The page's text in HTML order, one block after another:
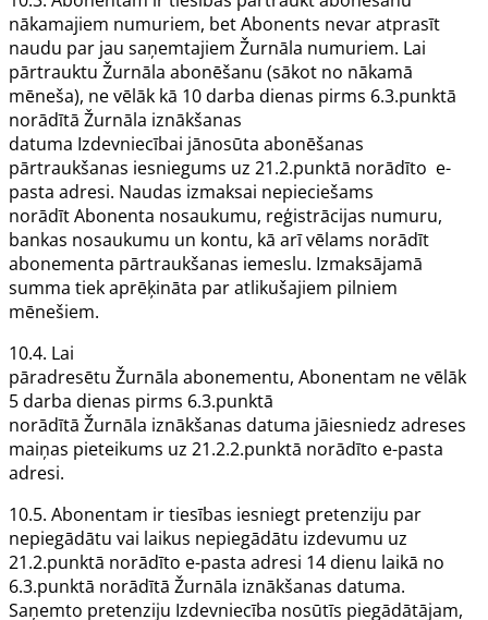
nākamajiem numuriem, betAbonents nevar atprasīt
naudu par jau saņemtajiem Žurnāla numuriem. Lai
pārtrauktu Žurnāla abonēšanu (sākot no nākamā
mēneša), ne vēlāk kā 10 darba dienas pirms 6.3.punktā
norādītā Žurnāla iznākšanas
datuma Izdevniecībai jānosūta abonēšanas
pārtraukšanas iesniegums uz 21.2.punktā norādīto e-
pasta adresi. Naudas izmaksai nepieciešams
norādītAbonenta nosaukumu, reģistrācijas numuru,
bankas nosaukumu un kontu, kā arī vēlams norādīt
abonementa pārtraukšanas iemeslu. Izmaksājamā
summa tiek aprēķināta par atlikušajiem pilniem
mēnešiem.
10.4. Lai
pāradresētu Žurnāla abonementu, Abonentam ne vēlāk
5 darba dienas pirms 6.3.punktā
norādītā Žurnāla iznākšanas datuma jāiesniedz adreses
maiņas pieteikums uz 21.2.2.punktā norādīto e-pasta
adresi.
10.5. Abonentam ir tiesības iesniegt pretenziju par
nepiegādātu vai laikus nepiegādātu izdevumu uz
21.2.punktā norādīto e-pasta adresi 14 dienu laikā no
6.3.punktā norādītā Žurnāla iznākšanas datuma.
Saņemto pretenziju Izdevniecība nosūtīs piegādātājam,